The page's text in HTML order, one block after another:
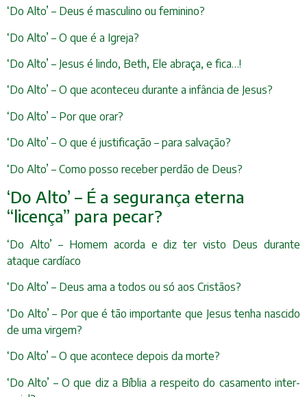
‘Do Alto’ – Deus é masculino ou feminino?
‘Do Alto’ – O que é a Igreja?
‘Do Alto’ – Jesus é lindo, Beth, Ele abraça, e fica…!
‘Do Alto’ – O que aconteceu durante a infância de Jesus?
‘Do Alto’ – Por que orar?
‘Do Alto’ – O que é justificação – para salvação?
‘Do Alto’ – Como posso receber perdão de Deus?
‘Do Alto’ – É a segurança eterna
“licença” para pecar?
‘Do Alto’ – Homem acorda e diz ter visto Deus durante
ataque cardíaco
‘Do Alto’ – Deus ama a todos ou só aos Cristãos?
‘Do Alto’ – Por que é tão importante que Jesus tenha nascido
de uma virgem?
‘Do Alto’ – O que acontece depois da morte?
‘Do Alto’ – O que diz a Bíblia a respeito do casamento inter-